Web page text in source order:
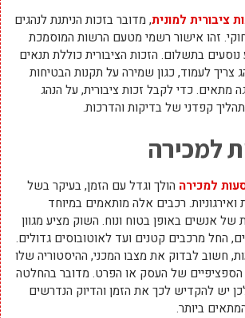
ציבורית למונית, מדובר בזכות הניתנת לנהגים
זהו אישור רשמי מטעם הרשות המוסמכת
בתשלום. הזכות הציבורית כוללת תנאים
צריך לעמוד, כגון שמירה על תקנות הבטיחות
מתאים. כדי לקבל זכות ציבורית, על הנהג
קפדני של בדיקות והדרכות.
למכירה
למכירה הולך וגדל עם הזמן, בעיקר בשל
ואירגוניות. רכבים אלה מותאמים במיוחד
של אנשים באופן בטוח ונוח. השוק מציע מגוון
החל מרכבים קטנים ועד לאוטובוסים גדולים.
חשוב לבדוק את מצבו המכני, ההיסטוריה שלו
של העסק או הפרט. מדובר בהחלטה
יש להקדיש לכך את הזמן והדיוק הנדרשים
ביותר.